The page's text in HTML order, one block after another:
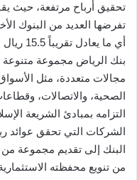
تحقيق أرباح مرتفعة، حيث
أي ما
بنك الرياض مجموعة
مجالات متعددة، مثل الأسواق
الصحية، والاتصالات،
التزامه بمبادئ الشريعة
الشركات التي تحقق عوائد
البنك إلى تقديم مجموعة من
من تنويع محفظته